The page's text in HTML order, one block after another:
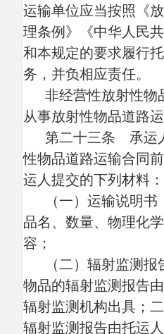
第二十五条 托运人
物质安全运输规程》（
家标准和规定，在放射性
置警示标志。
第二十六条 专用车辆
过程中，应当悬挂符合
危险货物车辆标志》（GB
示标志。
第二十七条 专用车
关规定超载、超限运输放
第二十八条 在放射
程中，除驾驶人员外，
配备押运人员，确保放射
员监管之下。运输一类放
人必要时可以要求托运
导。
第二十九条 驾驶人
和押运人员上岗时应当随